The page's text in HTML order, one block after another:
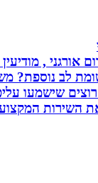
, מודיעין יש
נוספת?
עליכם
המקצועי